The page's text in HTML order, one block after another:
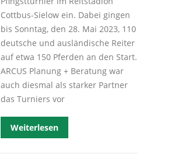
Cottbus-Sielow ein. Dabei gingen
bis Sonntag, den 28. Mai 2023, 110
deutsche und ausländische Reiter
auf etwa 150 Pferden an den Start.
ARCUS Planung + Beratung war
auch diesmal als starker Partner
das Turniers vor
Weiterlesen